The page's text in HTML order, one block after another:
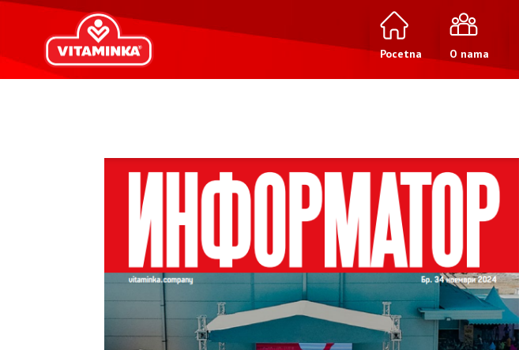
Pocetna O nama